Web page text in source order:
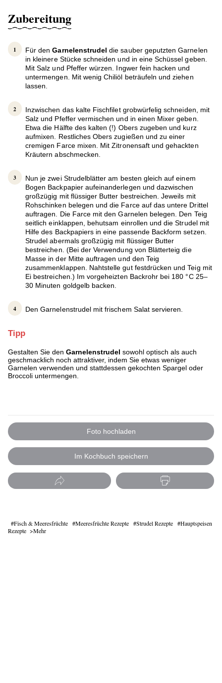
Zubereitung
Für denGarnelenstrudel die sauber geputzten Garnelen
in kleinere Stücke schneiden und in eine Schüssel geben.
Mit Salz und Pfeffer würzen. Ingwer fein hacken und
untermengen. Mit wenig Chiliöl beträufeln und ziehen
lassen.
Inzwischen das kalte Fischfilet grobwürfelig schneiden, mit
Salz und Pfeffer vermischen und in einen Mixer geben.
Etwa die Hälfte des kalten (!) Obers zugeben und kurz
aufmixen. Restliches Obers zugießen und zu einer
cremigen Farce mixen. Mit Zitronensaft und gehackten
Kräutern abschmecken.
Nun je zwei Strudelblätter am besten gleich auf einem
Bogen Backpapier aufeinanderlegen und dazwischen
großzügig mit flüssiger Butter bestreichen. Jeweils mit
Rohschinken belegen und die Farce auf das untere Drittel
auftragen. Die Farce mit den Garnelen belegen. Den Teig
seitlich einklappen, behutsam einrollen und die Strudel mit
Hilfe des Backpapiers in eine passende Backform setzen.
Strudel abermals großzügig mit flüssiger Butter
bestreichen. (Bei der Verwendung von Blätterteig die
Masse in der Mitte auftragen und den Teig
zusammenklappen. Nahtstelle gut festdrücken und Teig mit
Ei bestreichen.) Im vorgeheizten Backrohr bei 180 °C 25–
30 Minuten goldgelb backen.
Den Garnelenstrudel mit frischem Salat servieren.
Tipp
Gestalten Sie den Garnelenstrudel sowohl optisch als auch
geschmacklich noch attraktiver, indem Sie etwas weniger
Garnelen verwenden und stattdessen gekochten Spargel oder
Broccoli untermengen.
Foto hochladen
Im Kochbuch speichern
Fisch & Meeresfrüchte Meeresfrüchte Rezepte Strudel Rezepte
Hauptspeisen
Rezepte
Mehr